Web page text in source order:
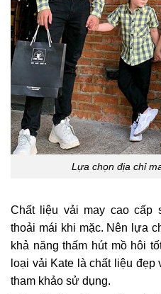
Lựa chọn địa chỉ
Chất liệu vải may cao cấp
thoải mái khi mặc. Nên lựa
khả năng thấm hút mồ hôi
loại vải Kate là chất liệu đẹp
tham khảo sử dụng.